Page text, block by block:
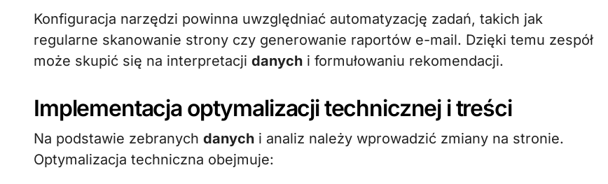
Konfiguracja narzędzi powinna uwzględniać automatyzację zadań, takich jak
regularne skanowanie strony czy generowanie raportów e-mail. Dzięki temu zespół
może skupić się na interpretacji danych i formułowaniu rekomendacji.
Implementacja optymalizacji technicznej i treści
Na podstawie zebranych danych i analiz należy wprowadzić zmiany na stronie.
Optymalizacja techniczna obejmuje: